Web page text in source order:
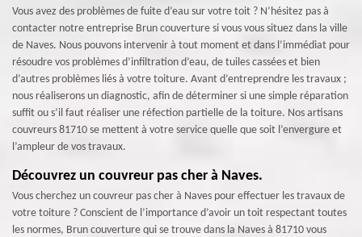
Vous avez des problèmes de fuite d’eau sur votre toit ? N’hésitez pas à
contacter notre entreprise Brun couverture si vous vous situez dans la ville
de Naves. Nous pouvons intervenir à tout moment et dans l’immédiat pour
résoudre vos problèmes d’infiltration d’eau, de tuiles cassées et bien
d’autres problèmes liés à votre toiture. Avant d’entreprendre les travaux ;
nous réaliserons un diagnostic, afin de déterminer si une simple réparation
suffit ou s’il faut réaliser une réfection partielle de la toiture. Nos artisans
couvreurs 81710 se mettent à votre service quelle que soit l’envergure et
l’ampleur de vos travaux.
Découvrez un couvreur pas cher à Naves.
Vous cherchez un couvreur pas cher à Naves pour effectuer les travaux de
votre toiture ? Conscient de l’importance d’avoir un toit respectant toutes
les normes, Brun couverture qui se trouve dans la Naves à 81710 vous